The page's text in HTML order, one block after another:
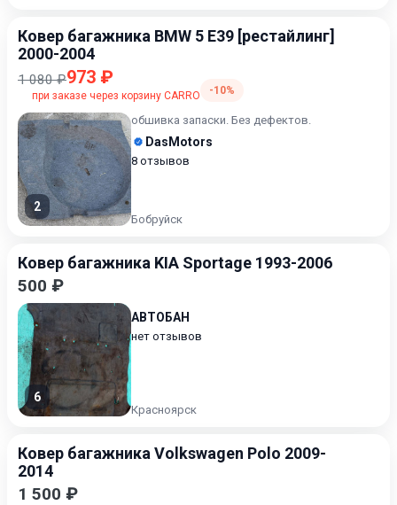
Ковер багажника BMW 5 E39 [рестайлинг]
2000-2004
1 080 ₽973 ₽
при заказе через корзину CARRO -10%
2
обшивка запаски. Без дефектов.
DasMotors
8 отзывов
Бобруйск
Ковер багажника KIA Sportage 1993-2006
500 ₽
6
АВТОБАН
нет отзывов
Красноярск
Ковер багажника Volkswagen Polo 2009-
2014
1 500 ₽